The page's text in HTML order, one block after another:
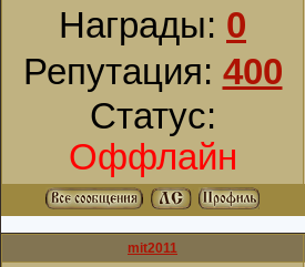
Награды: 0
Репутация: 400
Статус:
Оффлайн
mit2011